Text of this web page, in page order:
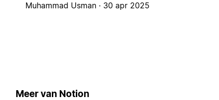
Muhammad Usman · 30 apr 2025
Meer van Notion